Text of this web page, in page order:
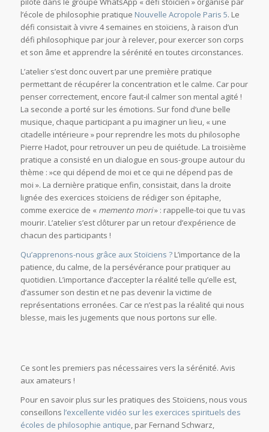
l’école de philosophie pratique Nouvelle Acropole Paris 5. Le
défi consistait à vivre 4 semaines en stoïciens, à raison d’un
défi philosophique par jour à relever, pour exercer son corps
et son âme et apprendre la sérénité en toutes circonstances.
L’atelier s’est donc ouvert par une première pratique
permettant de récupérer la concentration et le calme. Car pour
penser correctement, encore faut-il calmer son mental agité !
La seconde a porté sur les émotions. Sur fond d’une belle
musique, chaque participant a pu imaginer un lieu, « une
citadelle intérieure » pour reprendre les mots du philosophe
Pierre Hadot, pour retrouver un peu de quiétude. La troisième
pratique a consisté en un dialogue en sous-groupe autour du
thème : »ce qui dépend de moi et ce qui ne dépend pas de
moi ». La dernière pratique enfin, consistait, dans la droite
lignée des exercices stoïciens de rédiger son épitaphe,
comme exercice de « memento mori» : rappelle-toi que tu vas
mourir. L’atelier s’est clôturer par un retour d’expérience de
chacun des participants !
Qu’apprenons-nous grâce aux Stoïciens ?L’importance de la
patience, du calme, de la persévérance pour pratiquer au
quotidien. L’importance d’accepter la réalité telle qu’elle est,
d’assumer son destin et ne pas devenir la victime de
représentations erronées. Car ce n’est pas la réalité qui nous
blesse, mais les jugements que nous portons sur elle.
Ce sont les premiers pas nécessaires vers la sérénité. Avis
aux amateurs !
Pour en savoir plus sur les pratiques des Stoïciens, nous vous
conseillons l’excellente vidéo sur les exercices spirituels des
écoles de philosophie antique, par Fernand Schwarz,